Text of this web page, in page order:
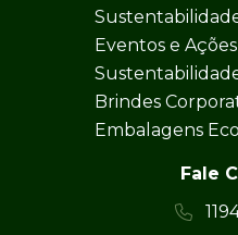
Eventos e
Brindes
Embalagens
Fale